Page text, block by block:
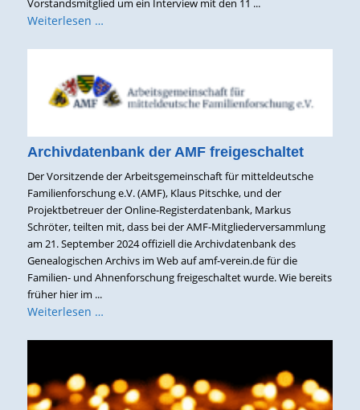
Vorstandsmitglied um ein Interview mit den 11 ...
Weiterlesen …
Archivdatenbank der AMF freigeschaltet
Der Vorsitzende der Arbeitsgemeinschaft für mitteldeutsche
Familienforschung e.V. (AMF), Klaus Pitschke, und der
Projektbetreuer der Online-Registerdatenbank, Markus
Schröter, teilten mit, dass bei der AMF-Mitgliederversammlung
am 21. September 2024 offiziell die Archivdatenbank des
Genealogischen Archivs im Web auf amf-verein.de für die
Familien- und Ahnenforschung freigeschaltet wurde. Wie bereits
früher hier im ...
Weiterlesen …